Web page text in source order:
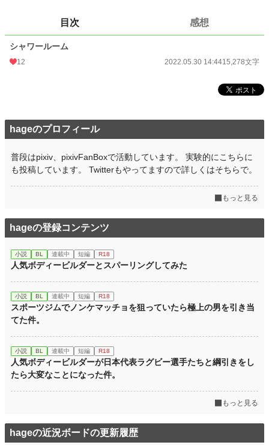
月間ポイント
目次 感想
シャワールーム
12 2022.05.30 14:4415,278文字
hageのプロフィール
普段はpixiv、pixivFanBoxで活動しています。 実験的にこちらに
も投稿しています。 Twitterもやってますので詳しくはそちらで。
もっと見る
hageの登録コンテンツ
小説 BL 連載中 短編 R18
人気ボディービルダーとスパーリングしてみた
小説 BL 連載中 短編 R18
スポーツジムでノンケマッチョを狙っていたら極上の男を引き当
てた件。
小説 BL 連載中 短編 R18
人気ボディービルダーが日本代表ラグビー選手たちと綱引きをし
たら大変なことになった件。
もっと見る
hageの近況ボードの更新履歴